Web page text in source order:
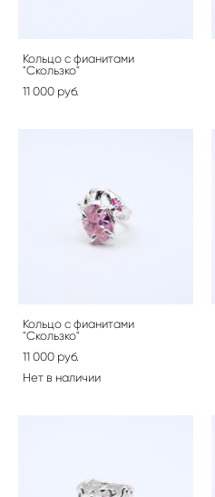
Кольцо с фианитами
"Скользко"
11 000 pуб.
Кольцо с фианитами
"Скользко"
11 000 pуб.
Нет в наличии